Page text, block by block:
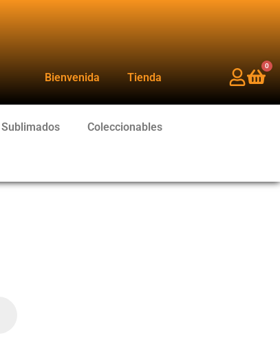
Bienvenida Tienda
0
Sublimados Coleccionables